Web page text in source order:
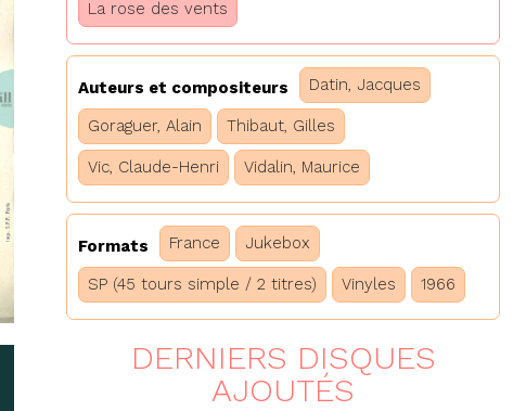
La rose des vents
Auteurs et compositeurs Datin, Jacques
Goraguer, Alain Thibaut, Gilles
Vic, Claude-Henri Vidalin, Maurice
Formats France Jukebox
SP (45 tours simple / 2 titres) Vinyles 1966
DERNIERS DISQUES
AJOUTÉS